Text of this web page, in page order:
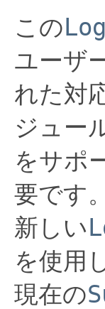
この
ユーザ
れた対
ジュー
をサポ
要です。
新しい
を使用
現在の